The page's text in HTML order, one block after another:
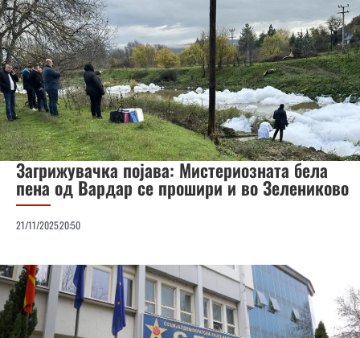
Загрижувачка појава: Mистериозната бела
пена од Вардар се прошири и во Зелениково
21/11/202520:50